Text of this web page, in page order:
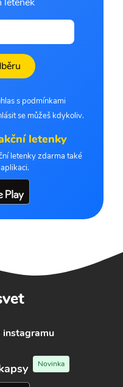
s podmínkami
se můžeš kdykoliv.
letenky
letenky zdarma také
instagramu
Novinka